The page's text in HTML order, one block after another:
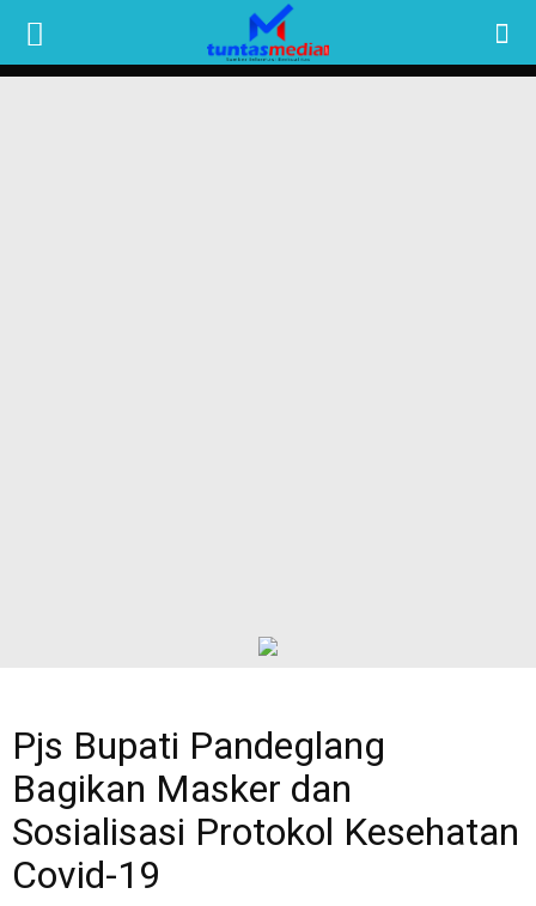
Pjs Bupati Pandeglang
Bagikan Masker dan
Sosialisasi Protokol Kesehatan
Covid-19